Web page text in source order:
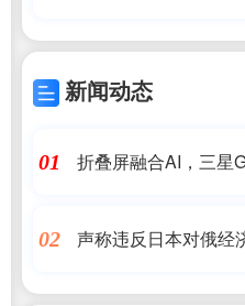
新闻动态
01
折叠屏融合AI，三星
02
声称违反日本对俄经
方回应